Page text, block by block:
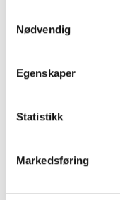
Nødvendig
Egenskaper
Statistikk
Markedsføring